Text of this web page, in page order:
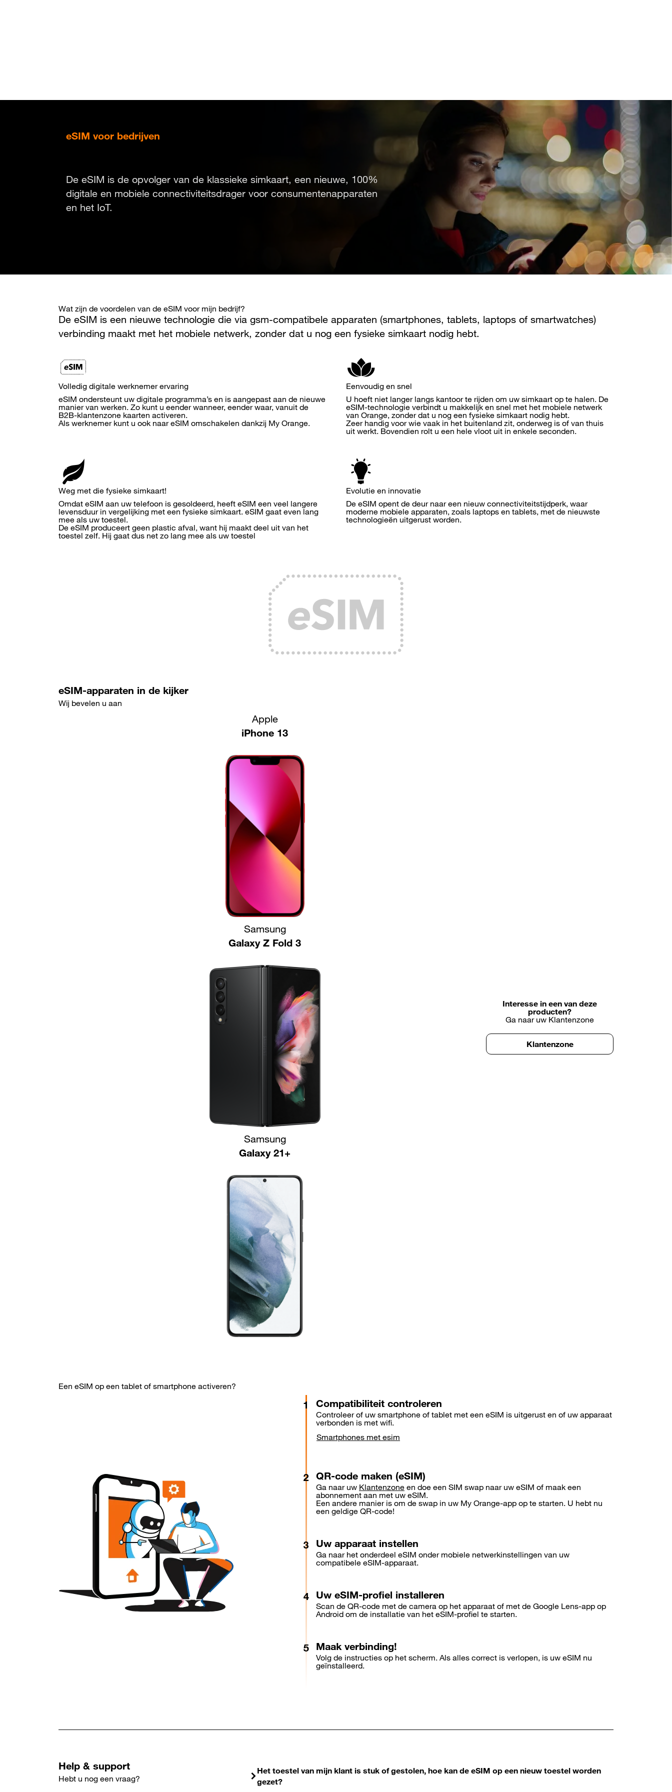
eSIM voor bedrijven
De eSIM is de opvolger van de klassieke simkaart, een nieuwe, 100%
digitale en mobiele connectiviteitsdrager voor consumentenapparaten
en het IoT.
Wat zijn de voordelen van de eSIM voor mijn bedrijf?
De eSIM is een nieuwe technologie die via gsm-compatibele apparaten (smartphones, tablets, laptops of smartwatches)
verbinding maakt met het mobiele netwerk, zonder dat u nog een fysieke simkaart nodig hebt.
Volledig digitale werknemer ervaring
eSIM ondersteunt uw digitale programma’s en is aangepast aan de nieuwe
manier van werken. Zo kunt u eender wanneer, eender waar, vanuit de
B2B-klantenzone kaarten activeren.
Als werknemer kunt u ook naar eSIM omschakelen dankzij My Orange.
Eenvoudig en snel
U hoeft niet langer langs kantoor te rijden om uw simkaart op te halen. De
eSIM-technologie verbindt u makkelijk en snel met het mobiele netwerk
van Orange, zonder dat u nog een fysieke simkaart nodig hebt.
Zeer handig voor wie vaak in het buitenland zit, onderweg is of van thuis
uit werkt. Bovendien rolt u een hele vloot uit in enkele seconden.
Weg met die fysieke simkaart!
Omdat eSIM aan uw telefoon is gesoldeerd, heeft eSIM een veel langere
levensduur in vergelijking met een fysieke simkaart. eSIM gaat even lang
mee als uw toestel.
De eSIM produceert geen plastic afval, want hij maakt deel uit van het
toestel zelf. Hij gaat dus net zo lang mee als uw toestel
Evolutie en innovatie
De eSIM opent de deur naar een nieuw connectiviteitstijdperk, waar
moderne mobiele apparaten, zoals laptops en tablets, met de nieuwste
technologieën uitgerust worden.
eSIM-apparaten in de kijker
Wij bevelen u aan
Apple
iPhone 13
Samsung
Galaxy Z Fold 3
Samsung
Galaxy 21+
Interesse in een van deze
producten?
Ga naar uw Klantenzone
Klantenzone
Een eSIM op een tablet of smartphone activeren?
Compatibiliteit controleren
Controleer of uw smartphone of tablet met een eSIM is uitgerust en of uw apparaat
verbonden is met wifi.
Smartphones met esim
QR-code maken (eSIM)
Ga naar uw Klantenzone en doe een SIM swap naar uw eSIM of maak een
abonnement aan met uw eSIM.
Een andere manier is om de swap in uw My Orange-app op te starten. U hebt nu
een geldige QR-code!
Uw apparaat instellen
Ga naar het onderdeel eSIM onder mobiele netwerkinstellingen van uw
compatibele eSIM-apparaat.
Uw eSIM-profiel installeren
Scan de QR-code met de camera op het apparaat of met de Google Lens-app op
Android om de installatie van het eSIM-profiel te starten.
Maak verbinding!
Volg de instructies op het scherm. Als alles correct is verlopen, is uw eSIM nu
geïnstalleerd.
Help & support
Hebt u nog een vraag?
Het toestel van mijn klant is stuk of gestolen, hoe kan de eSIM op een nieuw toestel worden
gezet?